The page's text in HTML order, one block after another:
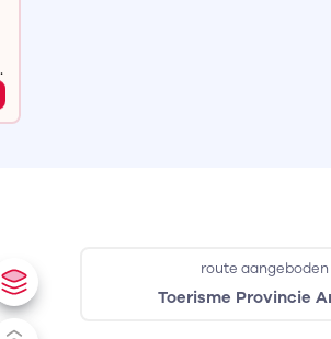
route
Toerisme Provincie